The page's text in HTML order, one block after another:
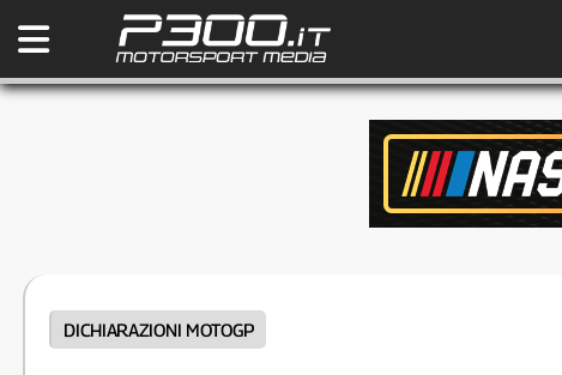
DICHIARAZIONI MOTOGP